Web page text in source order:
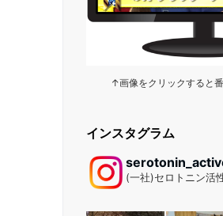
↑画像をクリックすると
インスタグラム
(一社)セロトニン活